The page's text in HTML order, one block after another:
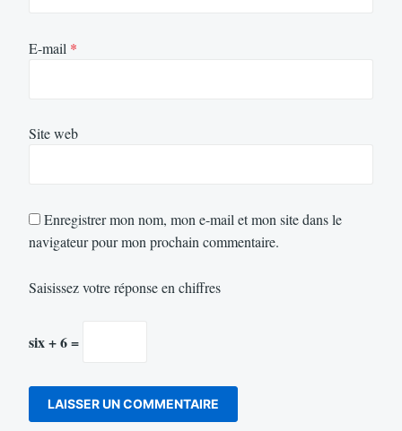
E-mail *
Site web
Enregistrer mon nom, mon e-mail et mon site dans le
navigateur pour mon prochain commentaire.
Saisissez votre réponse en chiffres
six + 6 =